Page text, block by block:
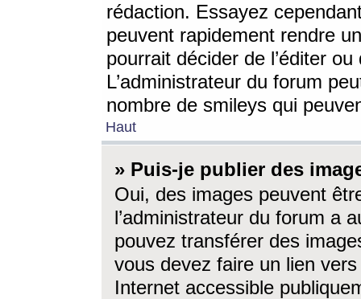
rédaction. Essayez
peuvent rapidement rendre
pourrait décider de l’éditer
L’administrateur du forum
nombre de smileys qui
Haut
» Puis-je publier des
Oui, des images peuvent
l’administrateur du forum a
pouvez transférer des
vous devez faire un lien
Internet accessible